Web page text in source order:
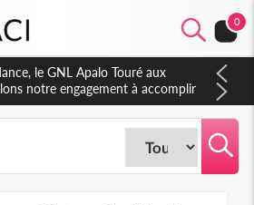
0
le GNL Apalo Touré aux
notre engagement à accomplir
discipline, loyauté et